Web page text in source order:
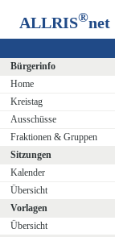
ALLRIS®net
Bürgerinfo
Home
Kreistag
Ausschüsse
Fraktionen & Gruppen
Sitzungen
Kalender
Übersicht
Vorlagen
Übersicht